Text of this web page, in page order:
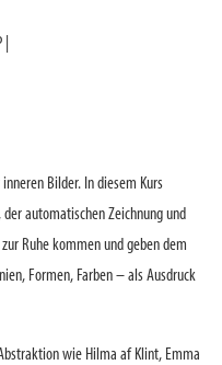
Bilder. In diesem Kurs
automatischen Zeichnung und
Ruhe kommen und geben dem
Formen, Farben – als Ausdruck
wie Hilma af Klint, Emma